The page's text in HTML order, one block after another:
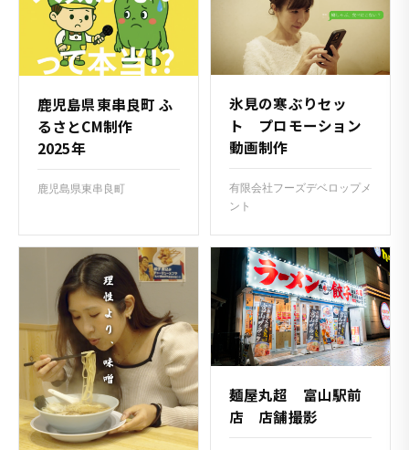
鹿児島県東串良町 ふ
るさとCM制作
2025年
鹿児島県東串良町
氷見の寒ぶりセッ
ト プロモーション
動画制作
有限会社フーズデベロップメ
ント
麺屋丸超 富山駅前
店 店舗撮影